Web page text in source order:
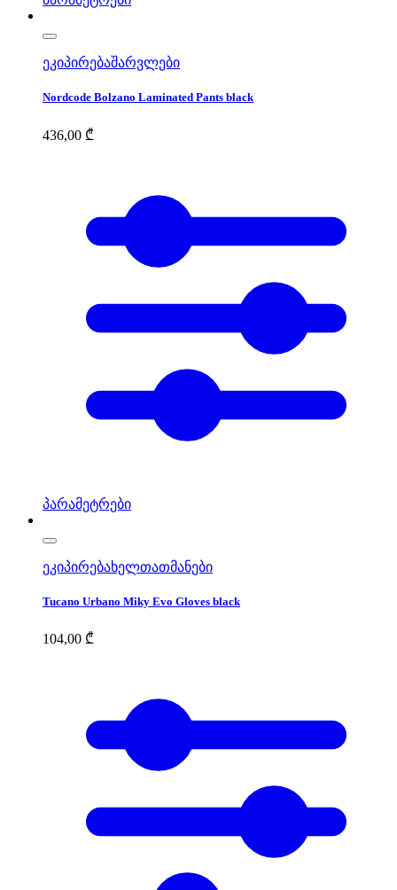
ეკიპირებაშარვლები
Nordcode Bolzano Laminated Pants black
436,00 ₾
პარამეტრები
ეკიპირებახელთათმანები
Tucano Urbano Miky Evo Gloves black
104,00 ₾